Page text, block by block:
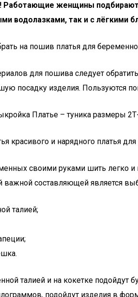
женщины подбирают
водолазками, так и с лёгкими
на пошив платья для
для пошива следует
посадку изделия. Пользуются
Платье – туника размеры
красивого и нарядного платья
своими руками шить легко
важной составляющей является
талией;
талией и на кокетке
подойдут изделия в